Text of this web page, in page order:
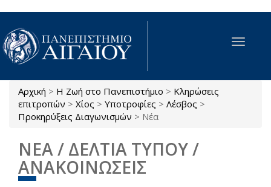
Παράκαμψη προς το κυρίως περιεχόμενο
Toggle
Είστε εδώ
Αρχική > Η Ζωή στο Πανεπιστήμιο > Κληρώσεις
επιτροπών > Χίος > Υποτροφίες > Λέσβος >
Προκηρύξεις Διαγωνισμών > Νέα
ΝΕΑ / ΔΕΛΤΙΑ ΤΥΠΟΥ /
ΑΝΑΚΟΙΝΩΣΕΙΣ